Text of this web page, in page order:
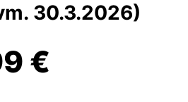
30.3.2026)
€